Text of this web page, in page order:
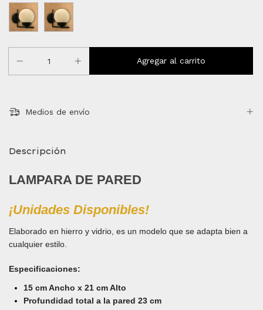
Medios de envío
Descripción
LAMPARA DE PARED
¡Unidades Disponibles!
Elaborado en hierro y vidrio, es un modelo que se adapta bien a
cualquier estilo.
Especificaciones:
15 cm Ancho x 21 cm Alto
Profundidad total a la pared 23 cm